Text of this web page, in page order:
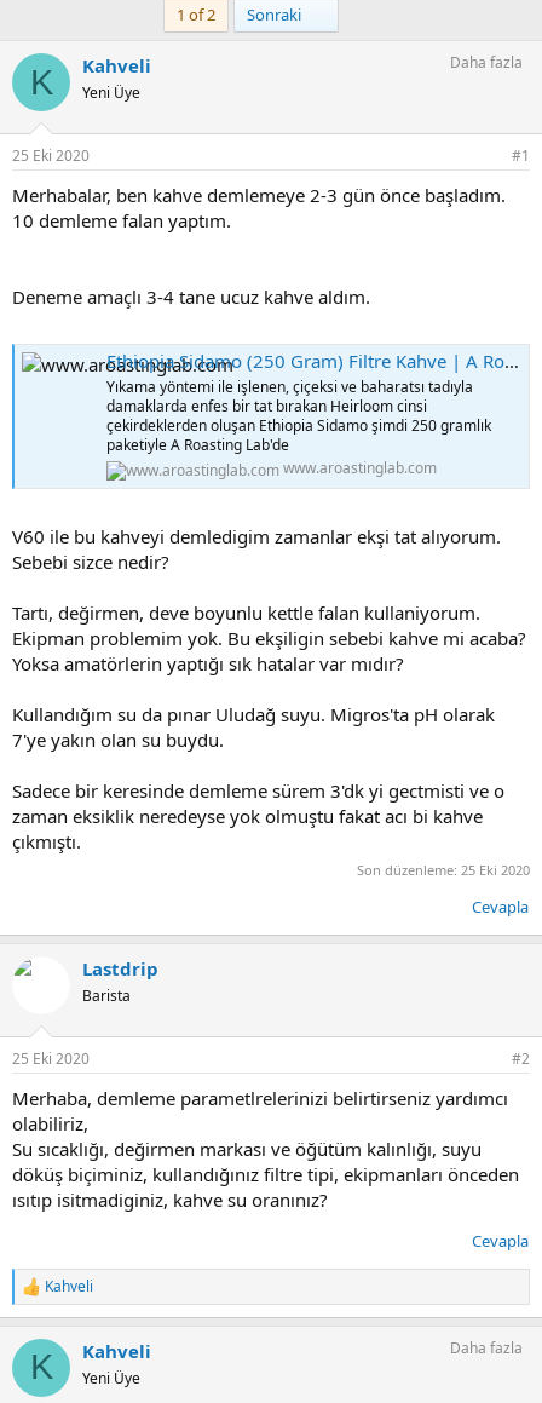
y
u
a
ş
l
a
t
a
a
n
g
t
a
i
1 of 2
Sonraki
K Kahveli
Yeni Üye
Daha fazla
25 Eki 2020 #1
Merhabalar, ben kahve demlemeye 2-3 gün önce başladım.
10 demleme falan yaptım.
Deneme amaçlı 3-4 tane ucuz kahve aldım.
Ethiopia Sidamo (250 Gram) Filtre Kahve | A Roasting Lab
Yıkama yöntemi ile işlenen, çiçeksi ve baharatsı tadıyla
damaklarda enfes bir tat bırakan Heirloom cinsi
çekirdeklerden oluşan Ethiopia Sidamo şimdi 250 gramlık
paketiyle A Roasting Lab'de
www.aroastinglab.com
V60 ile bu kahveyi demledigim zamanlar ekşi tat alıyorum.
Sebebi sizce nedir?
Tartı, değirmen, deve boyunlu kettle falan kullaniyorum.
Ekipman problemim yok. Bu ekşiligin sebebi kahve mi acaba?
Yoksa amatörlerin yaptığı sık hatalar var mıdır?
Kullandığım su da pınar Uludağ suyu. Migros'ta pH olarak
7'ye yakın olan su buydu.
Sadece bir keresinde demleme sürem 3'dk yi gectmisti ve o
zaman eksiklik neredeyse yok olmuştu fakat acı bi kahve
çıkmıştı.
Son düzenleme: 25 Eki 2020
Cevapla
Lastdrip
Barista
25 Eki 2020 #2
Merhaba, demleme parametlrelerinizi belirtirseniz yardımcı
olabiliriz,
Su sıcaklığı, değirmen markası ve öğütüm kalınlığı, suyu
döküş biçiminiz, kullandığınız filtre tipi, ekipmanları önceden
ısıtıp isitmadiginiz, kahve su oranınız?
Cevapla
T
e
k
l
Kahveli
K Kahveli
Yeni Üye
Daha fazla